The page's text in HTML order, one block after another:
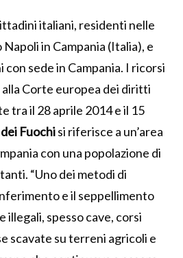
italiani, residenti nelle
in Campania (Italia), e
sede in Campania. I ricorsi
Corte europea dei diritti
tra il 28 aprile 2014 e il 15
Fuochisi riferisce a un’area
con una popolazione di
“Uno dei metodi di
e il seppellimento
illegali, spesso cave, corsi
scavate su terreni agricoli e